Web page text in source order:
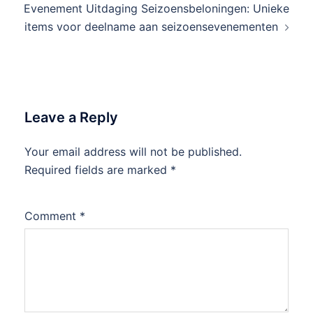
Evenement Uitdaging Seizoensbeloningen: Unieke
items voor deelname aan seizoensevenementen
Leave a Reply
Your email address will not be published.
Required fields are marked *
Comment *